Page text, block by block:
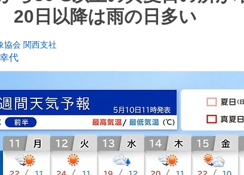
日以降は雨の日多い
協会 関西支社
代